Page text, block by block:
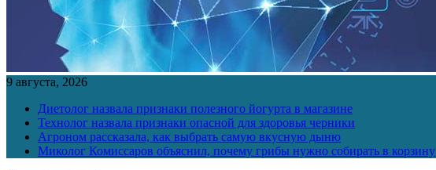
9 августа, 2026
Диетолог назвала признаки полезного йогурта в магазине
Технолог назвала признаки опасной для здоровья черники
Агроном рассказала, как выбрать самую вкусную дыню
Миколог Комиссаров объяснил, почему грибы нужно собирать в корзину